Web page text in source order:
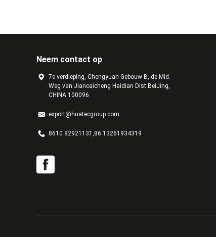
Neem contact op
7e verdieping, Chengyuan Gebouw B, de Mid.
Weg van Jiancaicheng Haidian Dist.BeiJing,
CHINA 100096
export@huatecgroup.com
8610 82921131,86 13261934319